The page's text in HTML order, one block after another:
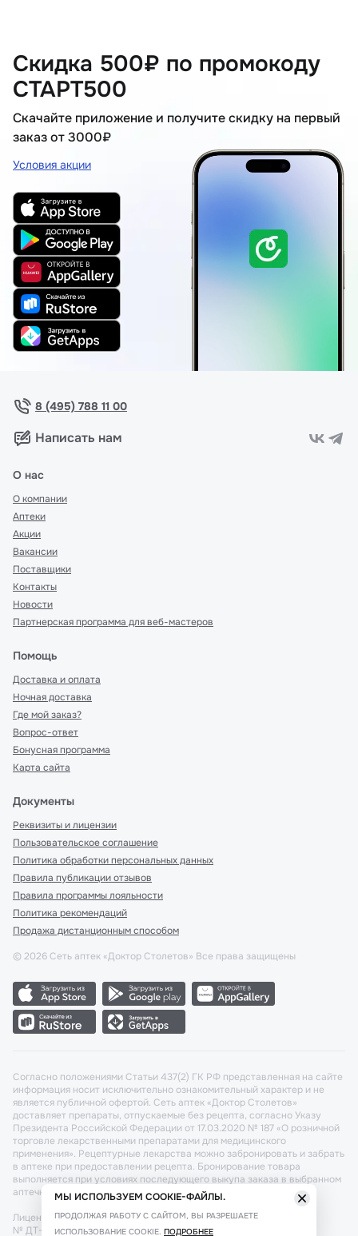
Скидка 500₽ по промокоду
СТАРТ500
Скачайте приложение и получите скидку на первый
заказ от 3000₽
Условия акции
8 (495) 788 11 00
Написать нам
О нас
О компании
Аптеки
Акции
Вакансии
Поставщики
Контакты
Новости
Партнерская программа для веб-мастеров
Помощь
Доставка и оплата
Ночная доставка
Где мой заказ?
Вопрос-ответ
Бонусная программа
Карта сайта
Документы
Реквизиты и лицензии
Пользовательское соглашение
Политика обработки персональных данных
Правила публикации отзывов
Правила программы лояльности
Политика рекомендаций
Продажа дистанционным способом
© 2026 Сеть аптек «Доктор Столетов» Все права защищены
Согласно положениями Статьи 437(2) ГК РФ представленная на сайте
информация носит исключительно ознакомительный характер и не
является публичной офертой. Сеть аптек «Доктор Столетов»
доставляет препараты, отпускаемые без рецепта, согласно Указу
Президента Российской Федерации от 17.03.2020 № 187 «О розничной
торговле лекарственными препаратами для медицинского
применения». Рецептурные лекарства можно забронировать и забрать
в аптеке при предоставлении рецепта. Бронирование товара
выполняется при условиях последующего выкупа заказа в выбранном
аптечном пункте.
Лицензия №: ЛО-77-02-011340 от 22 декабря 2020г. Разрешение
№ ДТ-77-000421 от 25.10.2021 г. Вопросы по заказам, претензии
МЫ ИСПОЛЬЗУЕМ COOKIE-ФАЙЛЫ.
ПРОДОЛЖАЯ РАБОТУ С САЙТОМ, ВЫ РАЗРЕШАЕТЕ
ИСПОЛЬЗОВАНИЕ COOKIE. ПОДРОБНЕЕ